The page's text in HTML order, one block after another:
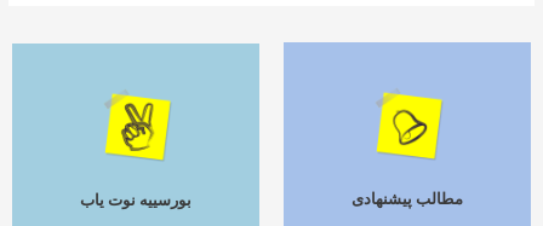
مطالب پیشنهادی
ادامه مطلب بورسییه نوت یاب
ادامه مطلب